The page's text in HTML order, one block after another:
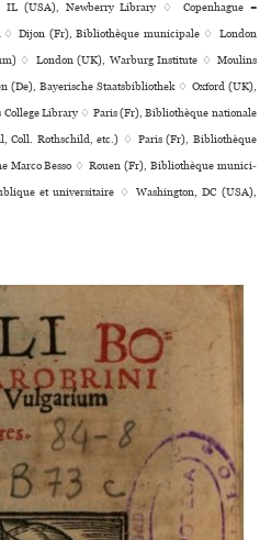
IL (USA), Newberry Library ♢ Copenhague =
♢ Dijon (Fr), Bibliothèque muni­ci­pale ♢ London
♢ London (UK), Warburg Institute ♢ Moulins
Bayerische Staatsbibliothek ♢ Oxford (UK),
Library ♢ Paris (Fr), Bibliothèque nationale
Coll. Rothschild, etc.) ♢ Paris (Fr), Bibliothèque
Marco Besso ♢ Rouen (Fr), Bibliothèque muni­ci­
et uni­ver­si­taire ♢ Washington, DC (USA),